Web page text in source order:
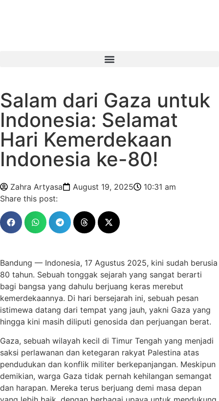
Salam dari Gaza untuk
Indonesia: Selamat
Hari Kemerdekaan
Indonesia ke-80!
Zahra Artyasa August 19, 2025
10:31 am
Share this post:
Bandung — Indonesia, 17 Agustus 2025, kini sudah berusia
80 tahun. Sebuah tonggak sejarah yang sangat berarti
bagi bangsa yang dahulu berjuang keras merebut
kemerdekaannya. Di hari bersejarah ini, sebuah pesan
istimewa datang dari tempat yang jauh, yakni Gaza yang
hingga kini masih diliputi genosida dan perjuangan berat.
Gaza, sebuah wilayah kecil di Timur Tengah yang menjadi
saksi perlawanan dan ketegaran rakyat Palestina atas
pendudukan dan konflik militer berkepanjangan. Meskipun
demikian, warga Gaza tidak pernah kehilangan semangat
dan harapan. Mereka terus berjuang demi masa depan